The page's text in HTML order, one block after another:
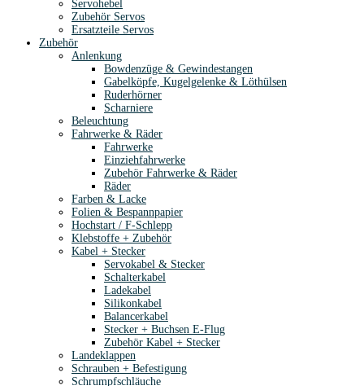
Servohebel
Zubehör Servos
Ersatzteile Servos
Zubehör
Anlenkung
Bowdenzüge & Gewindestangen
Gabelköpfe, Kugelgelenke & Löthülsen
Ruderhörner
Scharniere
Beleuchtung
Fahrwerke & Räder
Fahrwerke
Einziehfahrwerke
Zubehör Fahrwerke & Räder
Räder
Farben & Lacke
Folien & Bespannpapier
Hochstart / F-Schlepp
Klebstoffe + Zubehör
Kabel + Stecker
Servokabel & Stecker
Schalterkabel
Ladekabel
Silikonkabel
Balancerkabel
Stecker + Buchsen E-Flug
Zubehör Kabel + Stecker
Landeklappen
Schrauben + Befestigung
Schrumpfschläuche